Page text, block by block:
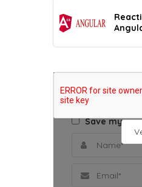
THÊM BÌNH
Save my